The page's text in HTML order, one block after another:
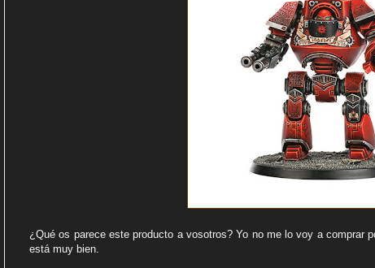
¿Qué os parece este producto a vosotros? Yo no me lo voy a comprar
está muy bien.